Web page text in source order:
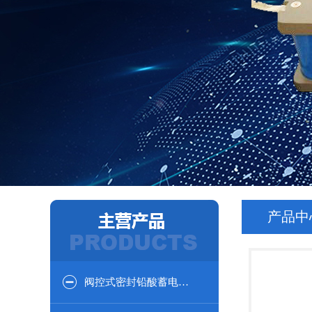
阀控式密封铅酸蓄电池12V系列
产品